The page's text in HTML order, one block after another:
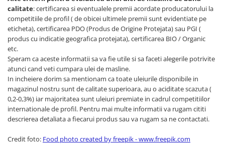
calitate: certificarea si eventualele premii acordate producatorului la
competitiile de profil ( de obicei ultimele premii sunt evidentiate pe
eticheta), certificarea PDO (Produs de Origine Protejata) sau PGI (
produs cu indicatie geografica protejata), certificarea BIO / Organic
etc.
Speram ca aceste informatii sa va fie utile si sa faceti alegerile potrivite
atunci cand veti cumpara ulei de masline.
In incheiere dorim sa mentionam ca toate uleiurile disponibile in
magazinul nostru sunt de calitate superioara, au o aciditate scazuta (
0,2-0,3%) iar majoritatea sunt uleiuri premiate in cadrul competitiilor
internationale de profil. Pentru mai multe informatii va rugam cititi
descrierea detaliata a fiecarui produs sau va rugam sa ne contactati.
Credit foto: Food photo created by freepik - www.freepik.com